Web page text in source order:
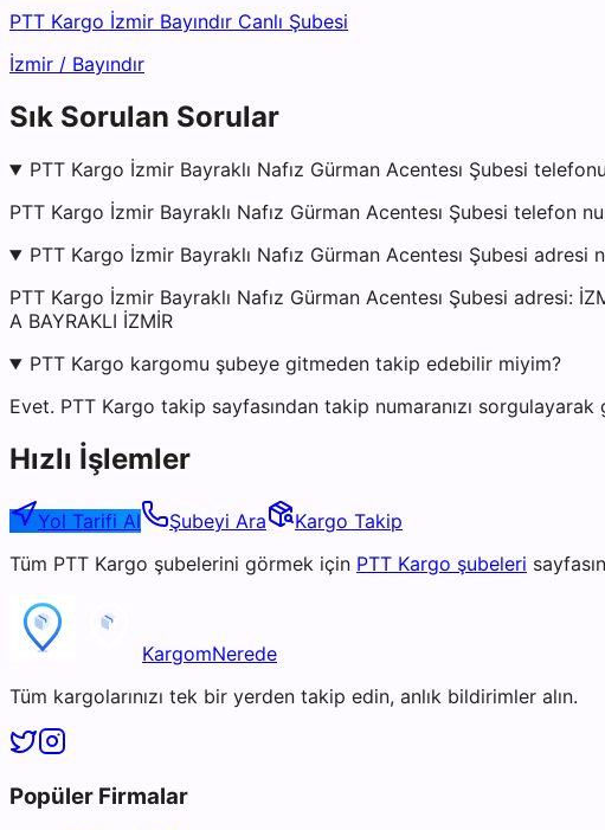
PTT Kargo İzmir Bayındır Canlı Şubesi
İzmir / Bayındır
Sık Sorulan Sorular
PTT Kargo İzmir Bayraklı Nafız Gürman Acentesı Şubesi
PTT Kargo İzmir Bayraklı Nafız Gürman Acentesı Şubesi telefon
PTT Kargo İzmir Bayraklı Nafız Gürman Acentesı Şubesi adresi
PTT Kargo İzmir Bayraklı Nafız Gürman Acentesı Şubesi adresi:
A BAYRAKLI İZMİR
PTT Kargo kargomu şubeye gitmeden takip edebilir miyim?
Evet. PTT Kargo takip sayfasından takip numaranızı
Hızlı İşlemler
Yol Tarifi Al Şubeyi Ara
Kargo Takip
Tüm PTT Kargo şubelerini görmek için PTT Kargo şubeleri
KargomNerede
Tüm kargolarınızı tek bir yerden takip edin, anlık bildirimler alın.
Popüler Firmalar